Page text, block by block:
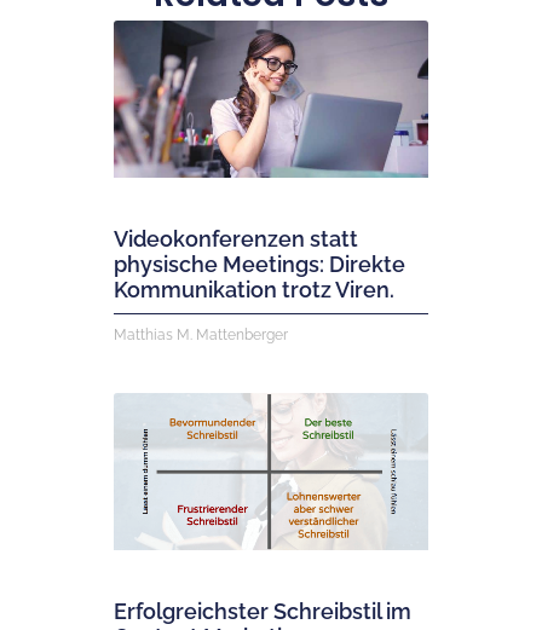
Videokonferenzen statt
physische Meetings: Direkte
Kommunikation trotz Viren.
Matthias M. Mattenberger
Erfolgreichster Schreibstil im